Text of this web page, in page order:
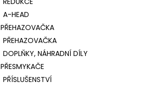
A-HEAD
PŘEHAZOVAČKA
PŘEHAZOVAČKA
DOPLŇKY, NÁHRADNÍ DÍLY
PŘESMYKAČE
PŘÍSLUŠENSTVÍ